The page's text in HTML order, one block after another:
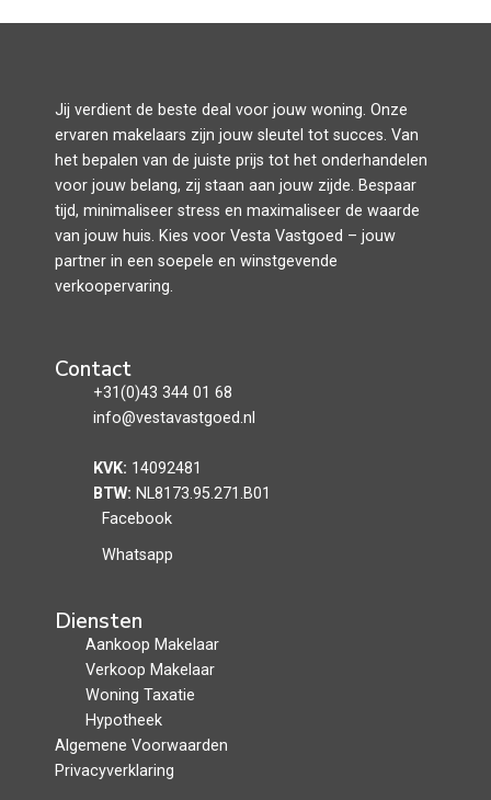
Jij verdient de beste deal voor jouw woning. Onze
ervaren makelaars zijn jouw sleutel tot succes. Van
het bepalen van de juiste prijs tot het onderhandelen
voor jouw belang, zij staan aan jouw zijde. Bespaar
tijd, minimaliseer stress en maximaliseer de waarde
van jouw huis. Kies voor Vesta Vastgoed – jouw
partner in een soepele en winstgevende
verkoopervaring.
Contact
+31(0)43 344 01 68
info@vestavastgoed.nl
KVK: 14092481
BTW: NL8173.95.271.B01
Facebook
Whatsapp
Diensten
Aankoop Makelaar
Verkoop Makelaar
Woning Taxatie
Hypotheek
Algemene Voorwaarden
Privacyverklaring